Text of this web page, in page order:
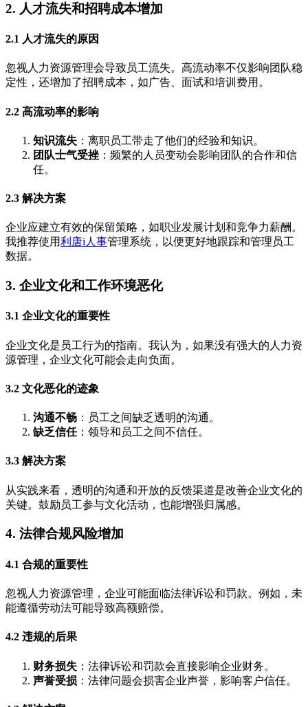
2. 人才流失和招聘成本增加
2.1 人才流失的原因
忽视人力资源管理会导致员工流失。高流动率不仅影响团队稳
定性，还增加了招聘成本，如广告、面试和培训费用。
2.2 高流动率的影响
知识流失 ：离职员工带走了他们的经验和知识。
团队士气受挫 ：频繁的人员变动会影响团队的合作和信
任。
2.3 解决方案
企业应建立有效的保留策略，如职业发展计划和竞争力薪酬。
我推荐使用利唐i人事管理系统，以便更好地跟踪和管理员工
数据。
3. 企业文化和工作环境恶化
3.1 企业文化的重要性
企业文化是员工行为的指南。我认为，如果没有强大的人力资
源管理，企业文化可能会走向负面。
3.2 文化恶化的迹象
沟通不畅 ：员工之间缺乏透明的沟通。
缺乏信任：领导和员工之间不信任。
3.3 解决方案
从实践来看，透明的沟通和开放的反馈渠道是改善企业文化的
关键。鼓励员工参与文化活动，也能增强归属感。
4. 法律合规风险增加
4.1 合规的重要性
忽视人力资源管理，企业可能面临法律诉讼和罚款。例如，未
能遵循劳动法可能导致高额赔偿。
4.2 违规的后果
财务损失 ：法律诉讼和罚款会直接影响企业财务。
声誉受损 ：法律问题会损害企业声誉，影响客户信任。